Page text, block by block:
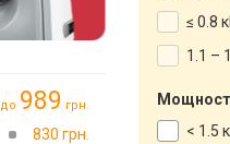
до 989 грн.
→ 830 грн.
≤ 0.8
1.1 –
< 1.5